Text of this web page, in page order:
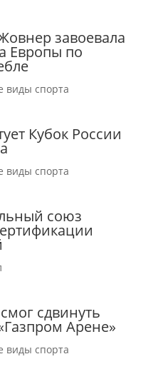
завоевала
Европы по
виды спорта
Кубок России
виды спорта
союз
сдвинуть
Арене»
виды спорта